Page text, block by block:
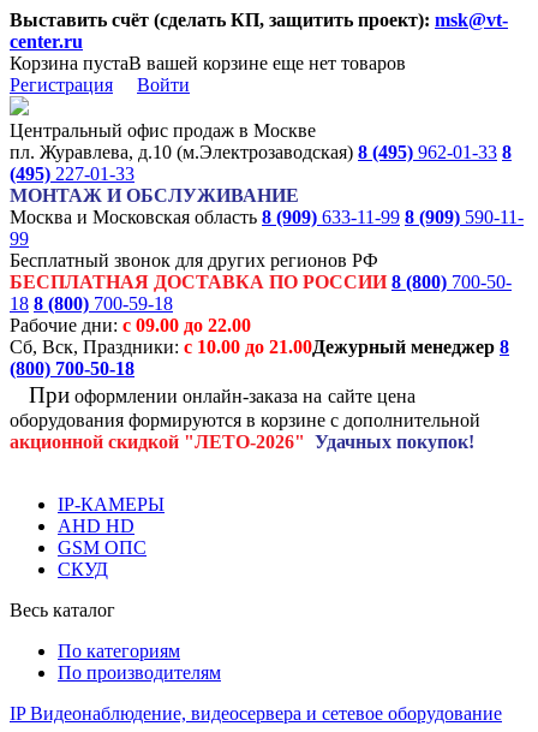
Выставить счёт (сделать КП, защитить проект): msk@vt-
center.ru
Корзина пустаВ вашей корзине еще нет товаров
Регистрация
Войти
Центральный офис продаж в Москве
пл. Журавлева, д.10 (м.Электрозаводская) 8 (495) 962-01-33 8
(495) 227-01-33
МОНТАЖ И ОБСЛУЖИВАНИЕ
Москва и Московская область 8 (909) 633-11-99 8 (909) 590-11-
99
Бесплатный звонок для других регионов РФ
БЕСПЛАТНАЯ ДОСТАВКА ПО РОССИИ 8 (800) 700-50-
18 8 (800) 700-59-18
Рабочие дни: с 09.00 до 22.00
Сб, Вск, Праздники: с 10.00 до 21.00Дежурный менеджер 8
(800) 700-50-18
При оформлении онлайн-заказа на сайте цена
оборудования формируются в корзине с дополнительной
акционной скидкой "ЛЕТО-2026" Удачных покупок!
IP-КАМЕРЫ
AHD HD
GSM ОПС
СКУД
Весь каталог
По категориям
По производителям
IP Видеонаблюдение, видеосервера и сетевое оборудование